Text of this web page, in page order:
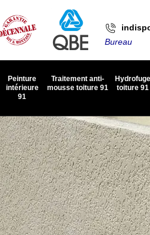
Bureau
Peinture
intérieure
91
Traitement anti-
mousse toiture 91
Hydrofuge
toiture 91